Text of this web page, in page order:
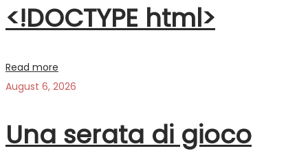
<!DOCTYPE html>
Read more
August 6, 2026
Una serata di gioco